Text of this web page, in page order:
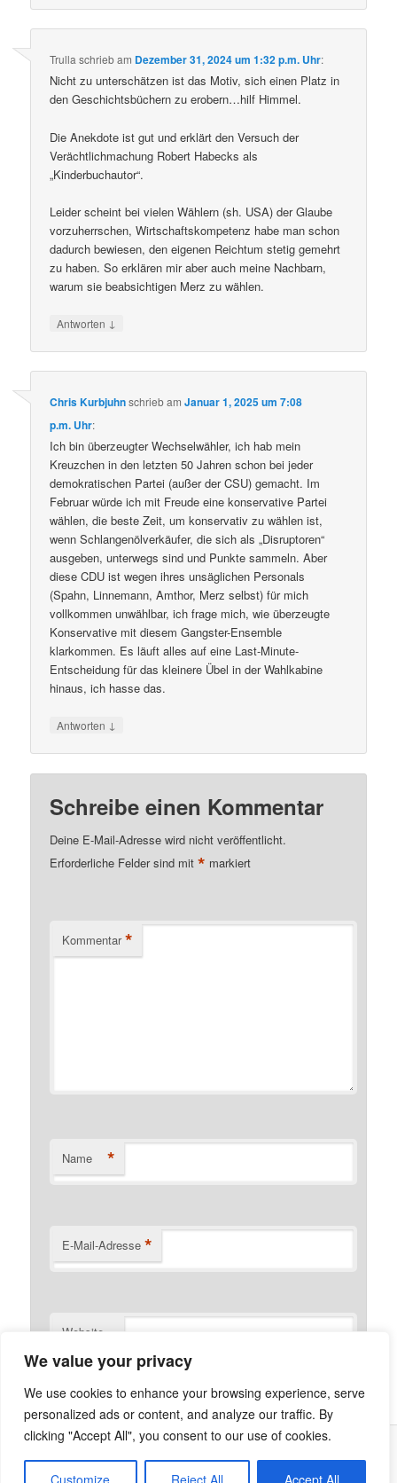
We value your privacy
We use cookies to enhance your browsing experience, serve
personalized ads or content, and analyze our traffic. By
clicking "Accept All", you consent to our use of cookies.
Customize Reject All Accept All
Trullaschriebam Dezember 31, 2024 um 1:32 p.m. Uhr:
Nicht zu unterschätzen ist das Motiv, sich einen Platz in
den Geschichtsbüchern zu erobern…hilf Himmel.
Die Anekdote ist gut und erklärt den Versuch der
Verächtlichmachung Robert Habecks als
„Kinderbuchautor“.
Leider scheint bei vielen Wählern (sh. USA) der Glaube
vorzuherrschen, Wirtschaftskompetenz habe man schon
dadurch bewiesen, den eigenen Reichtum stetig gemehrt
zu haben. So erklären mir aber auch meine Nachbarn,
warum sie beabsichtigen Merz zu wählen.
Antworten ↓
Chris KurbjuhnschriebamJanuar 1, 2025 um 7:08
p.m. Uhr:
Ich bin überzeugter Wechselwähler, ich hab mein
Kreuzchen in den letzten 50 Jahren schon bei jeder
demokratischen Partei (außer der CSU) gemacht. Im
Februar würde ich mit Freude eine konservative Partei
wählen, die beste Zeit, um konservativ zu wählen ist,
wenn Schlangenölverkäufer, die sich als „Disruptoren“
ausgeben, unterwegs sind und Punkte sammeln. Aber
diese CDU ist wegen ihres unsäglichen Personals
(Spahn, Linnemann, Amthor, Merz selbst) für mich
vollkommen unwählbar, ich frage mich, wie überzeugte
Konservative mit diesem Gangster-Ensemble
klarkommen. Es läuft alles auf eine Last-Minute-
Entscheidung für das kleinere Übel in der Wahlkabine
hinaus, ich hasse das.
Antworten ↓
Schreibe einen Kommentar
Deine E-Mail-Adresse wird nicht veröffentlicht.
Erforderliche Felder sind mit* markiert
Kommentar *
Name *
E-Mail-Adresse *
Website
Was ist die Netzecke? Stolz präsentiert von WordPress